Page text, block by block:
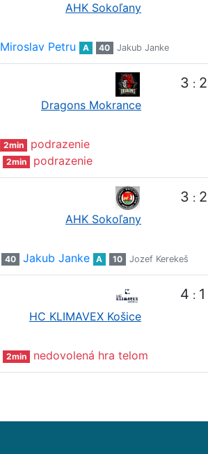
AHK Sokoľany
Miroslav Petru A 40 Jakub Janke
Dragons Mokrance
3 : 2
2min podrazenie
2min podrazenie
AHK Sokoľany
3 : 2
40 Jakub Janke A 10 Jozef Kerekeš
HC KLIMAVEX Košice
4 : 1
2min nedovolená hra telom